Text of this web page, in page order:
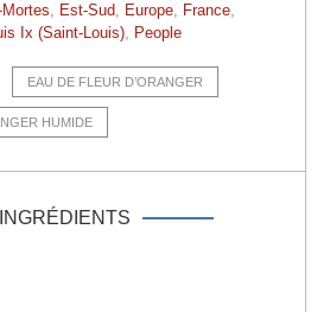
, Est-Sud, Europe, France,
Ix (Saint-Louis), People
EAU DE FLEUR D’ORANGER
HUMIDE
INGRÉDIENTS